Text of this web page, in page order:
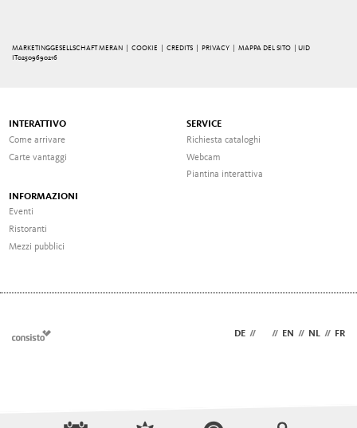
MARKETINGGESELLSCHAFT MERAN | COOKIE |CREDITS PRIVACY |MAPPA DEL SITO
| UID
IT02509690216
INTERATTIVO
Come arrivare
Carte vantaggi
SERVICE
Richiesta cataloghi
Webcam
Piantina interattiva
INFORMAZIONI
Eventi
Ristoranti
Mezzi pubblici
DE // // EN // NL // FR